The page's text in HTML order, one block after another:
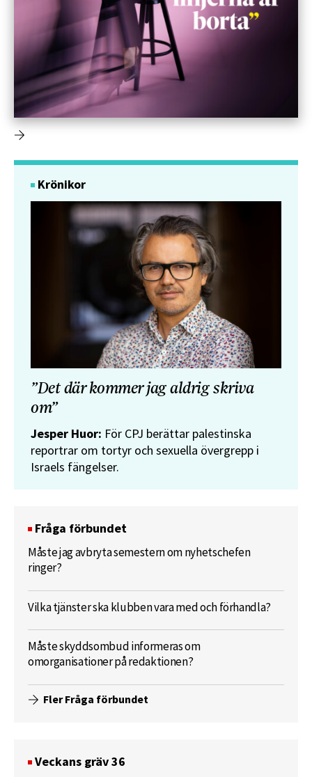
Krönikor
”Det där kommer jag aldrig skriva
om”
Jesper Huor: För CPJ berättar palestinska
reportrar om tortyr och sexuella övergrepp i
Israels fängelser.
Fråga förbundet
Måste jag avbryta semestern om nyhetschefen
ringer?
Vilka tjänster ska klubben vara med och förhandla?
Måste skyddsombud informeras om
omorganisationer på redaktionen?
Fler Fråga förbundet
Veckans gräv 36